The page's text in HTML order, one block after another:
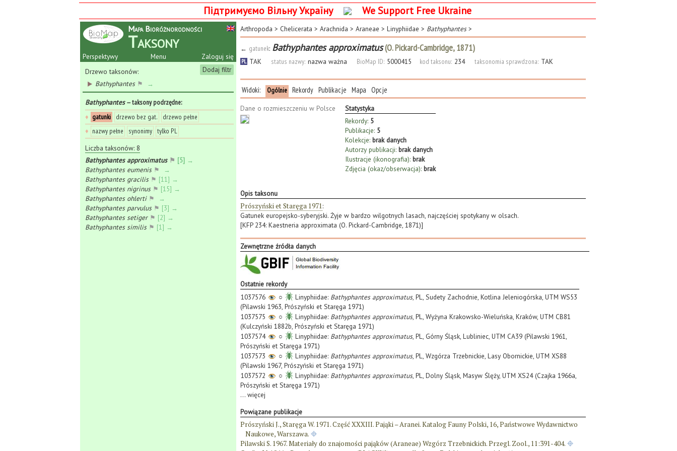
Підтримуємо Вільну Україну We Support Free Ukraine
Mapa Bioróżnorodności
Taksony
Perspektywy Zaloguj się
Menu
Dodaj filtr
Drzewo taksonów:
Bathyphantes⚑ →
Bathyphantes— taksony podrzędne:
♦ gatunki drzewo bez gat.
drzewo pełne
♦ nazwy pełne synonimy tylko PL
Liczba taksonów: 8
Bathyphantes approximatus⚑ [5] →
Bathyphantes eumenis⚑
→
Bathyphantes gracilis⚑ [11] →
Bathyphantes nigrinus⚑ [15] →
Bathyphantes ohlerti⚑
→
Bathyphantes parvulus⚑ [3] →
Bathyphantes setiger⚑ [2] →
Bathyphantes similis⚑ [1] →
Arthropoda > Chelicerata > Arachnida > Araneae > Linyphiidae > Bathyphantes>
← gatunek: Bathyphantes approximatus(O. Pickard-Cambridge, 1871)
PL TAK status nazwy: nazwa ważna BioMap ID: 5000415 kod taksonu: 234 taksonomia sprawdzona: TAK
Widoki: Ogólnie Rekordy Publikacje Mapa Opcje
Dane o rozmieszczeniu w Polsce
Statystyka
Rekordy: 5
Publikacje: 5
Kolekcje: brak danych
Autorzy publikacji: brak danych
Ilustracje (ikonografia): brak
Zdjęcia (okaz/obserwacja): brak
Opis taksonu
Prószyński et Staręga 1971:
Gatunek europejsko-syberyjski. Żyje w bardzo wilgotnych lasach, najczęściej spotykany w olsach.
[KFP 234: Kaestneria approximata (O. Pickard-Cambridge, 1871)]
Zewnętrzne źródła danych
Ostatnie rekordy
1037576
○ Linyphiidae: Bathyphantes approximatus, PL, Sudety Zachodnie, Kotlina Jeleniogórska, UTM WS53
(Pilawski 1963, Prószyński et Staręga 1971)
1037575
○ Linyphiidae: Bathyphantes approximatus, PL, Wyżyna Krakowsko-Wieluńska, Kraków, UTM CB81
(Kulczyński 1882b, Prószyński et Staręga 1971)
1037574
○ Linyphiidae: Bathyphantes approximatus, PL, Górny Śląsk, Lubliniec, UTM CA39 (Pilawski 1961,
Prószyński et Staręga 1971)
1037573
○ Linyphiidae: Bathyphantes approximatus, PL, Wzgórza Trzebnickie, Lasy Obornickie, UTM XS88
(Pilawski 1967, Prószyński et Staręga 1971)
1037572
○ Linyphiidae: Bathyphantes approximatus, PL, Dolny Śląsk, Masyw Ślęży, UTM XS24 (Czajka 1966a,
Prószyński et Staręga 1971)
... więcej
Powiązane publikacje
Prószyński J., Staręga W. 1971. Część XXXIII. Pająki – Aranei. Katalog Fauny Polski, 16, Państwowe Wydawnictwo
Naukowe, Warszawa.
Pilawski S. 1967. Materiały do znajomości pająków (Araneae) Wzgórz Trzebnickich. Przegl. Zool., 11:391-404.